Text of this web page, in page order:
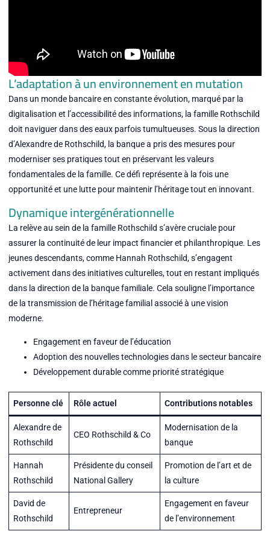
L’adaptation à un environnement en mutation
Dans un monde bancaire en constante évolution, marqué par la
digitalisation et l’accessibilité des informations, la famille Rothschild
doit naviguer dans des eaux parfois tumultueuses. Sous la direction
d’Alexandre de Rothschild, la banque a pris des mesures pour
moderniser ses pratiques tout en préservant les valeurs
fondamentales de la famille. Ce défi représente à la fois une
opportunité et une lutte pour maintenir l’héritage tout en innovant.
Dynamique intergénérationnelle
La relève au sein de la famille Rothschild s’avère cruciale pour
assurer la continuité de leur impact financier et philanthropique. Les
jeunes descendants, comme Hannah Rothschild, s’engagent
activement dans des initiatives culturelles, tout en restant impliqués
dans la direction de la banque familiale. Cela souligne l’importance
de la transmission de l’héritage familial associé à une vision
moderne.
Engagement en faveur de l’éducation
Adoption des nouvelles technologies dans le secteur bancaire
Développement durable comme priorité stratégique
Personne clé Rôle actuel Contributions notables
Alexandre de
Rothschild
CEO Rothschild & Co
Modernisation de la
banque
Hannah
Rothschild
Présidente du conseil
National Gallery
Promotion de l’art et de
la culture
David de
Rothschild
Entrepreneur
Engagement en faveur
de l’environnement